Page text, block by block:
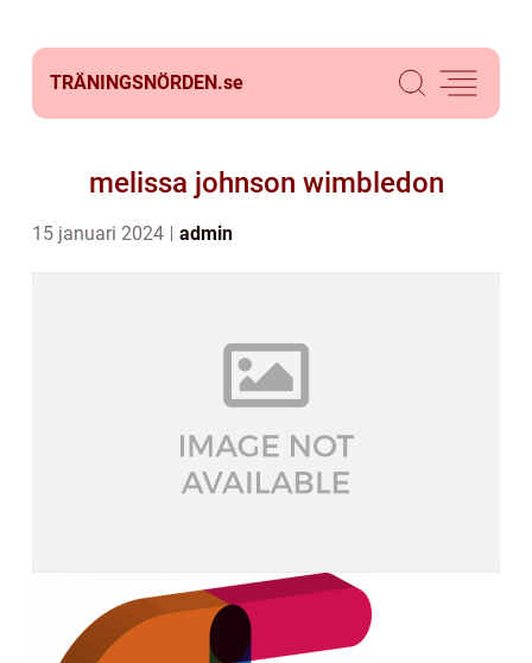
TRÄNINGSNÖRDEN.se
melissa johnson wimbledon
15 januari 2024 admin